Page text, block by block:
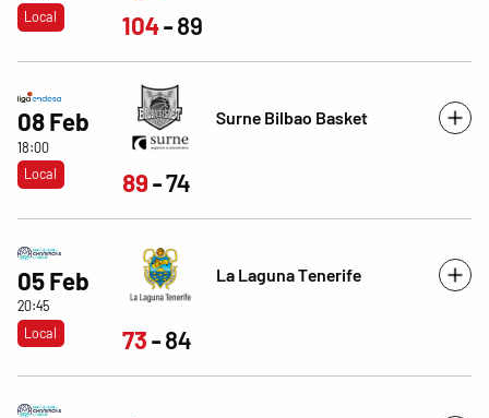
Local
104 89
08 Feb
18:00
Local
Surne Bilbao Basket
89 74
05 Feb
20:45
Local
La Laguna Tenerife
73 84